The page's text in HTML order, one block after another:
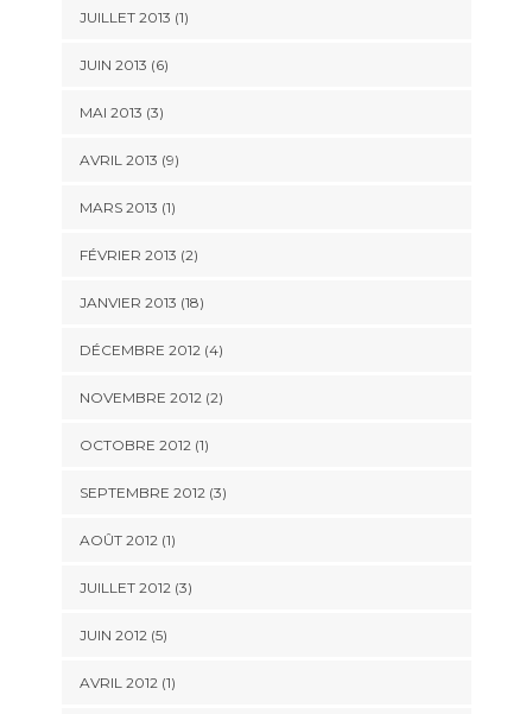
JUILLET 2013 (1)
JUIN 2013 (6)
MAI 2013 (3)
AVRIL 2013 (9)
MARS 2013 (1)
FÉVRIER 2013 (2)
JANVIER 2013 (18)
DÉCEMBRE 2012 (4)
NOVEMBRE 2012 (2)
OCTOBRE 2012 (1)
SEPTEMBRE 2012 (3)
AOÛT 2012 (1)
JUILLET 2012 (3)
JUIN 2012 (5)
AVRIL 2012 (1)